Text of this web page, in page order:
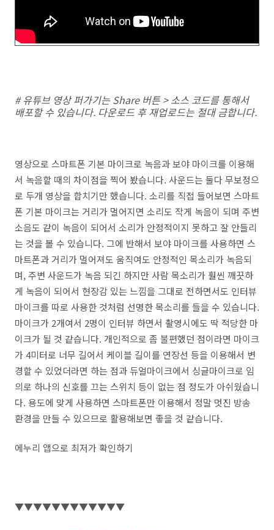
# 유튜브 영상 퍼가기는 Share 버튼 > 소스 코드를 통해서
배포할 수 있습니다. 다운로드 후 재업로드는 절대 금합니다.
영상으로 스마트폰 기본 마이크로 녹음과 보야 마이크를 이용해
서 녹음할 때의 차이점을 찍어 봤습니다. 사운드는 둘다 무보정으
로 두개 영상을 합치기만 했습니다. 소리를 직접 들어보면 스마트
폰 기본 마이크는 거리가 멀어지면 소리도 작게 녹음이 되며 주변
소음도 같이 녹음이 되어서 소리가 안정적이지 못하고 잘 안들리
는 것을 볼 수 있습니다. 그에 반해서 보야 마이크를 사용하면 스
마트폰과 거리가 멀어져도 움직여도 안정적인 목소리가 녹음되
며, 주변 사운드가 녹음 되긴 하지만 사람 목소리가 훨씬 깨끗하
게 녹음이 되어서 현장감 있는 느낌을 그대로 전하면서도 인터뷰
마이크를 따로 사용한 것처럼 선명한 목소리를 들을 수 있습니다.
마이크가 2개여서 2명이 인터뷰 하면서 촬영시에도 딱 적당한 마
이크가 될 것 같습니다. 개인적으로 좀 불편했던 점이라면 마이크
가 4미터로 너무 길어서 케이블 길이를 연장선 등을 이용해서 변
경할 수 있었더라면 하는 점과 듀얼마이크에서 싱글마이크로 임
의로 하나의 신호를 끄는 스위치 등이 없는 점 정도가 아쉬웠습니
다. 용도에 맞게 사용하면 스마트폰만 이용해서 정말 멋진 방송
환경을 만들 수 있으므로 활용해보면 좋을 것 같습니다.
에누리 앱으로 최저가 확인하기
▼▼▼▼▼▼▼▼▼▼▼▼